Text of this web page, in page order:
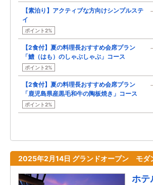
【素泊り】アクティブな方向けシンプルステ
イ
ポイント2%
【2食付】夏の料理長おすすめ会席プラン
「鱧（はも）のしゃぶしゃぶ」コース
ポイント2%
【2食付】夏の料理長おすすめ会席プラン
「鹿児島県産黒毛和牛の陶板焼き」コース
ポイント2%
2025年2月14日 グランドオープン モダ
ホテ